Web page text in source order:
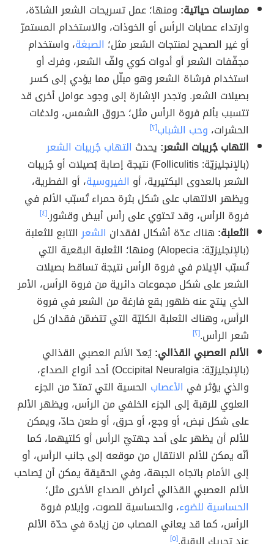
ممارسات حياتية: ومنها؛ عمل تسريحات الشعر الشادّة،
وارتداء عصابات الرأس أو الخوذات، والاستخدام المستمرّ
أو غير الصحيح لمنتجات الشعر مثل؛ الصبغة، واستخدام
مجفّفات الشعر أو أدوات كوي ولفّ الشعر، وفرك أو
استخدام فرشاة الشعر وهو مبلّل مما يؤدي إلى كسر
بصيلات الشعر. وتجدر الإشارة إلى وجود عوامل أخرى قد
تتسبب بألم فروة الرأس مثل؛ حروق الشمس، ولدغات
الحشرات، وحب الشباب[٢]
التهاب جُريبات الشعر: يحدث التهاب جُريبات الشعر
(بالإنجليزيّة: Folliculitis) نتيجة إصابة بُصيلات أو جُريبات
الشعر بالعدوى البكتيرية، أو الفيروسية، أو الفطرية،
ويظهر الالتهاب على شكل بثرة حمراء تُسبّب الألم في
فروة الرأس، وقد تحتوي على رأس أبيض وقشور.[٤]
الثعلبة: هناك عدّة أشكال لفقدان الشعرالتابع للثعلبة
(بالإنجليزيّة: Alopecia) ومنها؛ الثعلبة البقعية التي
تُسبّب الإيلام في فروة الرأس نتيجة تساقط بصيلات
الشعر على شكل مجموعات دائرية من فروة الرأس، الأمر
الذي ينتج عنه ظهور بقع فارغة من الشعر في فروة
الرأس، وهناك الثعلبة الكليّة التي تتضمّن فقدان كل
شعر الرأس.[٢]
الألم العصبي القذالي:يُعدّ الألم العصبي القذالي
(بالإنجليزيّة: Occipital Neuralgia) أحد أنواع الصداع،
والذي يؤثر في الأعصاب الحسية التي تمتدّ من الجزء
العلوي للرقبة إلى الجزء الخلفي من الرأس، ويظهر الألم
على شكل نبض، أو وجع، أو حرق، أو طعن حادّ، ويمكن
للألم أن يظهر على أحد جهتيّ الرأس أو كلتيهما، كما
أنّه يمكن للألم الانتقال من موقعه إلى جانب الرأس، أو
إلى الأمام باتجاه الجبهة، وفي الحقيقة يمكن أن يُصاحب
الألم العصبي القذالي أعراض الصداع الأخرى مثل؛
الحساسية للضوء، والحساسية للصوت، وإيلام فروة
الرأس، كما قد يعاني المصاب من زيادة في حدّة الألم
[٥]